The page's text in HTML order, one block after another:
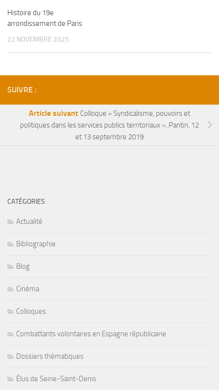
Histoire du 19e
arrondissement de Paris
22 NOVEMBRE 2025
SUIVRE :
Article suivant Colloque « Syndicalisme, pouvoirs et
politiques dans les services publics territoriaux », Pantin, 12
et 13 septembre 2019
CATÉGORIES
Actualité
Bibliographie
Blog
Cinéma
Colloques
Combattants volontaires en Espagne républicaine
Dossiers thématiques
Élus de Seine-Saint-Denis